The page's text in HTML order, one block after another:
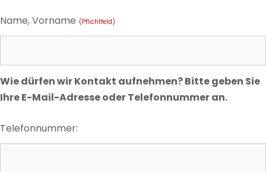
Name, Vorname (Pflichtfeld)
Wie dürfen wir Kontakt aufnehmen? Bitte geben Sie
Ihre E-Mail-Adresse oder Telefonnummer an.
Telefonnummer: